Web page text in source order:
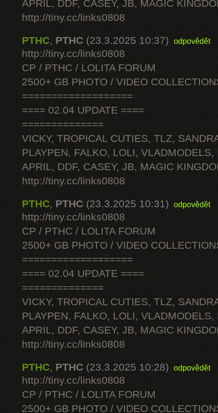
APRIL, DDF, CASEY, JB, MAGIC
http://tiny.cc/links0808
PTHC, PTHC (23.3.2025 10:37) odpovědět
http://tiny.cc/links0808
CP / PTHC / LOLITA FORUM
2500+ GB PHOTO / VIDEO
===================
==== 02.04 UPDATE ====
==============
VICKY, TROPICAL CUTIES, TLZ,
PLAYPEN, FALKO, LOLI, VLADMODELS,
APRIL, DDF, CASEY, JB, MAGIC
http://tiny.cc/links0808
PTHC, PTHC (23.3.2025 10:31) odpovědět
http://tiny.cc/links0808
CP / PTHC / LOLITA FORUM
2500+ GB PHOTO / VIDEO
===================
==== 02.04 UPDATE ====
==============
VICKY, TROPICAL CUTIES, TLZ,
PLAYPEN, FALKO, LOLI, VLADMODELS,
APRIL, DDF, CASEY, JB, MAGIC
http://tiny.cc/links0808
PTHC, PTHC (23.3.2025 10:28) odpovědět
http://tiny.cc/links0808
CP / PTHC / LOLITA FORUM
2500+ GB PHOTO / VIDEO